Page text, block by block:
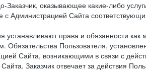
Заказчик, оказывающее какие-либо
Администрацией Сайта
устанавливают права и обязанности
Обязательства Пользователя,
Сайта, возникающими в связи с
Заказчик отвечает за действия